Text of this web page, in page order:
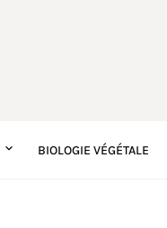
BIOLOGIE VÉGÉTALE